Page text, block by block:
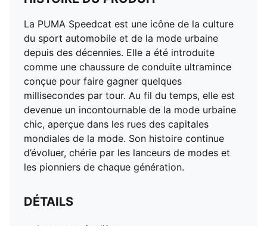
La PUMA Speedcat est une icône de la culture
du sport automobile et de la mode urbaine
depuis des décennies. Elle a été introduite
comme une chaussure de conduite ultramince
conçue pour faire gagner quelques
millisecondes par tour. Au fil du temps, elle est
devenue un incontournable de la mode urbaine
chic, aperçue dans les rues des capitales
mondiales de la mode. Son histoire continue
d’évoluer, chérie par les lanceurs de modes et
les pionniers de chaque génération.
DÉTAILS